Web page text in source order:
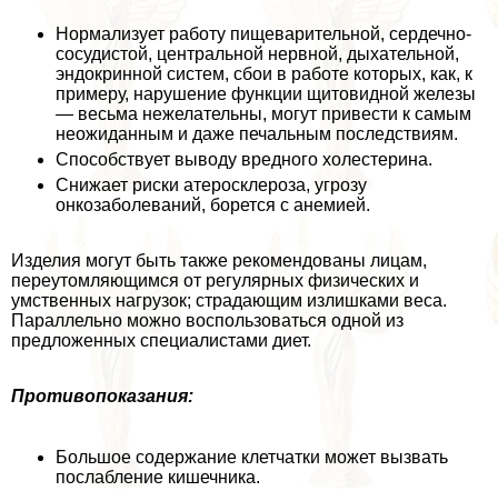
Нормализует работу пищеварительной, сердечно-
сосудистой, центральной нервной, дыхательной,
эндокринной систем, сбои в работе которых, как, к
примеру, нарушение функции щитовидной железы
— весьма нежелательны, могут привести к самым
неожиданным и даже печальным последствиям.
Способствует выводу вредного холестерина.
Снижает риски атеросклероза, угрозу
онкозаболеваний, борется с анемией.
Изделия могут быть также рекомендованы лицам,
переутомляющимся от регулярных физических и
умственных нагрузок; страдающим излишками веса.
Параллельно можно воспользоваться одной из
предложенных специалистами диет.
Противопоказания:
Большое содержание клетчатки может вызвать
послабление кишечника.